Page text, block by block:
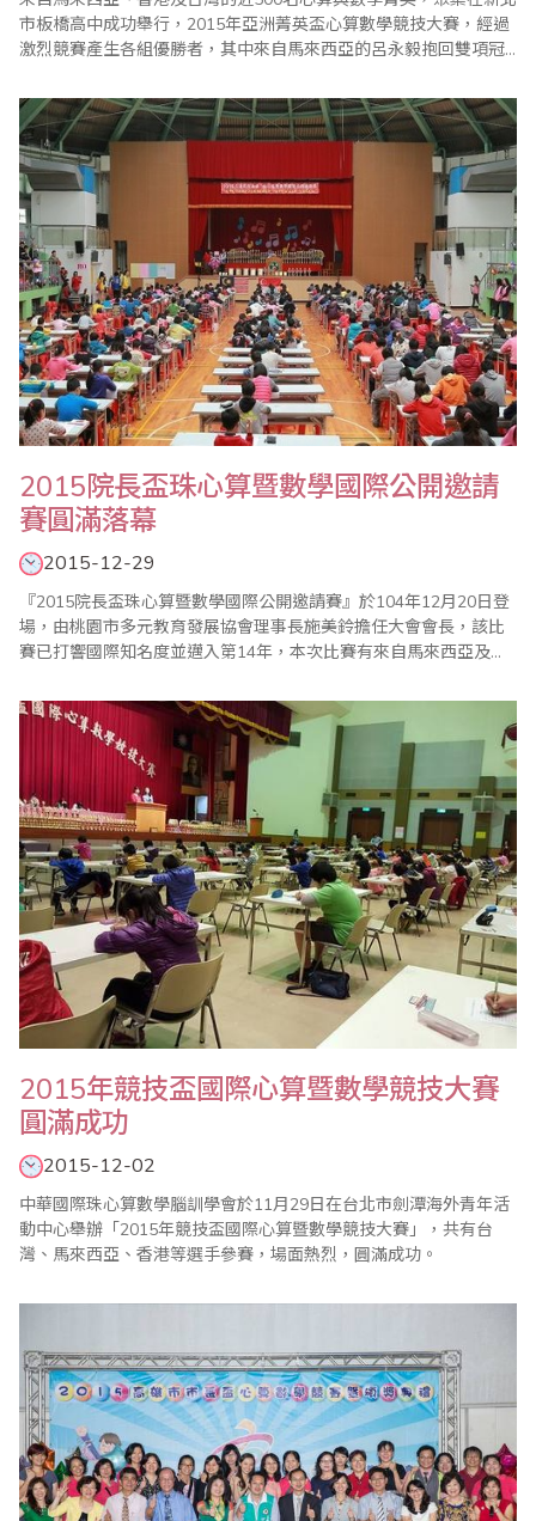
市板橋高中成功舉行，2015年亞洲菁英盃心算數學競技大賽，經過
激烈競賽產生各組優勝者，其中來自馬來西亞的呂永毅抱回雙項冠
會理事長王宗忱主持開幕典禮，他表示，此項賽事主要是為弘揚中
華民國國粹，推廣珠心算教育之普及，並藉由珠算、心算技能結合
小學數學課程而舉辦。 教育..
2015院長盃珠心算暨數學國際公開邀請
賽圓滿落幕
2015-12-29
『2015院長盃珠心算暨數學國際公開邀請賽』於104年12月20日登
場，由桃園市多元教育發展協會理事長施美鈴擔任大會會長，該比
賽已打響國際知名度並邁入第14年，本次比賽有來自馬來西亞及新
前，這是對主辦單位及大會工作人員的最大肯定，藉由比賽增進國
際交流暨親善學術互動，希望選手們能走出台灣，走向世界，邁向
國際化！讓孩子們從小藉著「珠心算暨數學..
2015年競技盃國際心算暨數學競技大賽
圓滿成功
2015-12-02
中華國際珠心算數學腦訓學會於11月29日在台北市劍潭海外青年活
動中心舉辦「2015年競技盃國際心算暨數學競技大賽」，共有台
灣、馬來西亞、香港等選手參賽，場面熱烈，圓滿成功。